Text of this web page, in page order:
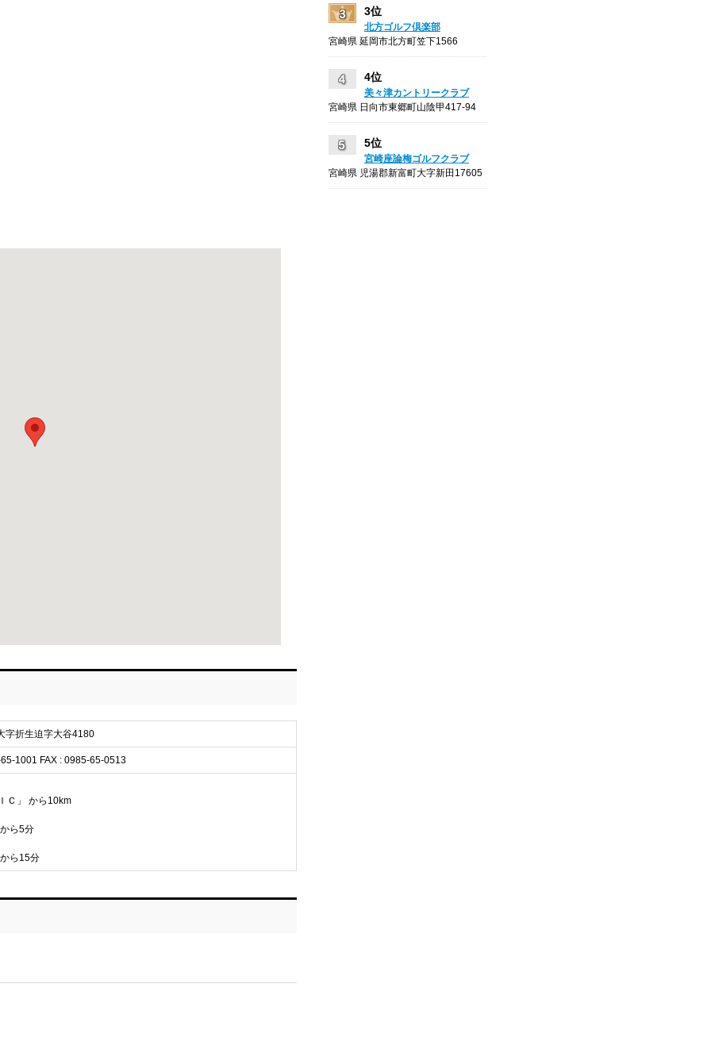
字折生迫字大谷4180
1001 FAX : 0985-65-0513
Ｃ」 から10km
ら5分
ら15分
3位
北方ゴルフ倶楽部
宮崎県 延岡市北方町笠下1566
4位
美々津カントリークラブ
宮崎県 日向市東郷町山陰甲417-94
5位
宮崎座論梅ゴルフクラブ
宮崎県 児湯郡新富町大字新田17605